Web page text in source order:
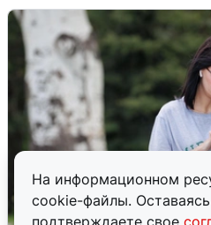
На информационном
cookie-файлы.
подтверждаете свое